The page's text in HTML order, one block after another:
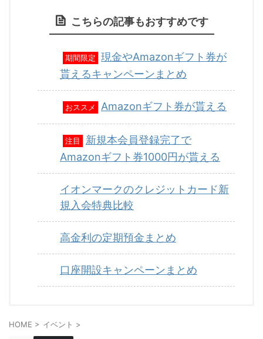
こちらの記事もおすすめです
期間限定
現金やAmazonギフト券が
貰えるキャンペーンまとめ
おススメ Amazonギフト券が貰える
注目
新規本会員登録完了で
Amazonギフト券1000円が貰える
イオンマークのクレジットカード新
規入会特典比較
高金利の定期預金まとめ
口座開設キャンペーンまとめ
HOME > イベント >